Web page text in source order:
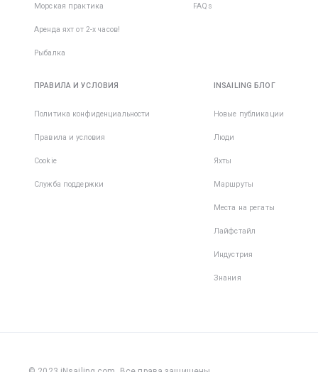
Морская практика
Аренда яхт от 2-х часов!
Рыбалка
FAQs
ПРАВИЛА И УСЛОВИЯ
Политика конфиденциальности
Правила и условия
Cookie
Служба поддержки
INSAILING БЛОГ
Новые публикации
Люди
Яхты
Маршруты
Места на регаты
Лайфстайл
Индустрия
Знания